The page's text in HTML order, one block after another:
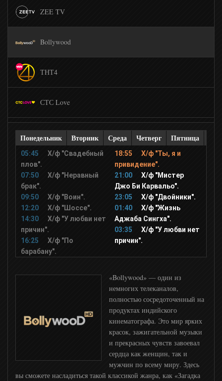
ZEE TV
Bollywood
ТНТ4
СТС Love
Перец
КВН
Zoom
ОЦЕ
Живая планета
History 2
Понедельник Вторник Среда Четверг Пятница
05:45
Х/ф "Свадебный
плов".
07:50
Х/ф "Неравный
брак".
09:50
Х/ф "Воин".
12:20
Х/ф "Шоссе".
14:30
Х/ф "У любви нет
причин".
16:25
Х/ф "По
барабану".
18:55
Х/ф "Ты, я и
привидение".
21:00
Х/ф "Мистер
Джо Би Карвальо".
23:05
Х/ф "Двойники".
01:40
Х/ф "Жизнь
Аджаба Сингха".
03:35
Х/ф "У любви нет
причин".
«Bollywood» — один из
немногих телеканалов,
полностью сосредоточенный на
продуктах индийского
кинематографа. Это мир ярких
красок, зажигательной музыки
и прекрасных чувств завоевал
сердца как женщин, так и
мужчин по всему миру. Здесь
вы сможете насладиться такой классикой жанра, как «Загадка